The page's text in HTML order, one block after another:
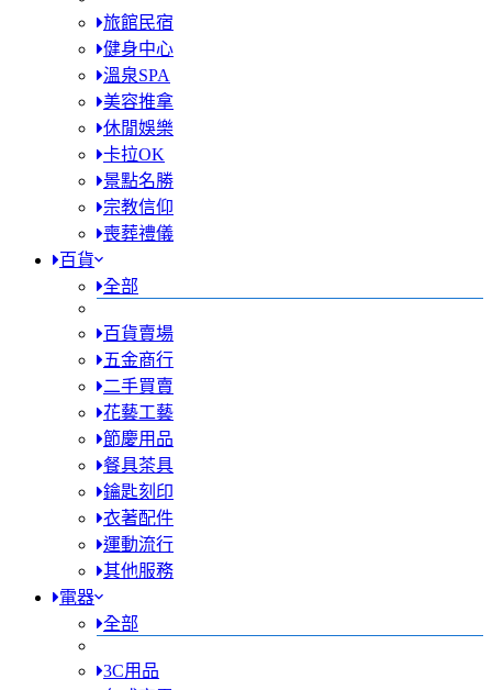
旅館民宿
健身中心
溫泉SPA
美容推拿
休閒娛樂
卡拉OK
景點名勝
宗教信仰
喪葬禮儀
百貨
全部
百貨賣場
五金商行
二手買賣
花藝工藝
節慶用品
餐具茶具
鑰匙刻印
衣著配件
運動流行
其他服務
電器
全部
3C用品